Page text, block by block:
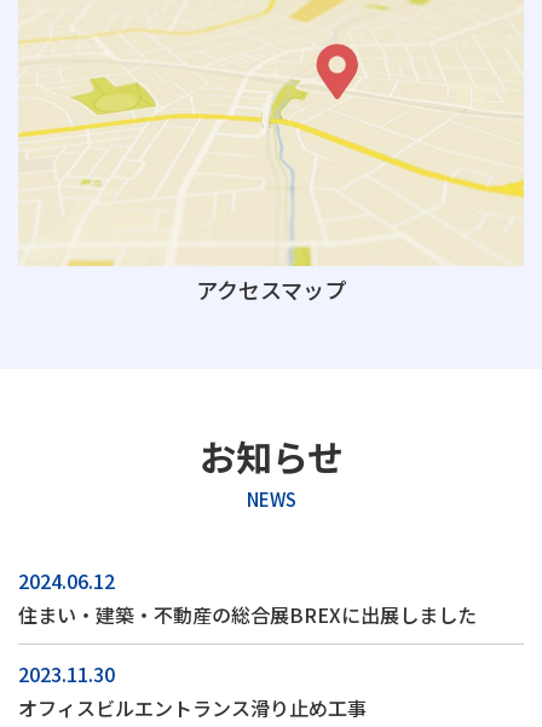
アクセスマップ
お知らせ
NEWS
住まい・建築・不動産の総合展BREXに出展しました
2024.06.12
オフィスビルエントランス滑り止め工事
2023.11.30